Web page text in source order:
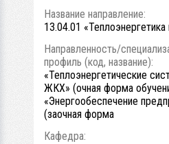
Название направление:
13.04.01 «Теплоэнергетика
Направленность/
профиль (код, название):
«Теплоэнергетические
ЖКХ» (очная форма
«Энергообеспечение
(заочная форма
Кафедра: